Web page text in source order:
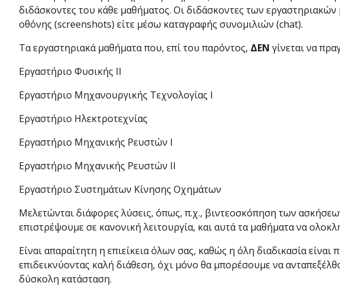
διδάσκοντες του κάθε μαθήματος. Οι διδάσκοντες των
οθόνης (screenshots) είτε μέσω καταγραφής συνομιλιών (chat).
Τα εργαστηριακά μαθήματα που, επί του παρόντος, ΔΕΝ γίνεται να
Εργαστήριο Φυσικής ΙΙ
Εργαστήριο Μηχανουργικής Τεχνολογίας Ι
Εργαστήριο Ηλεκτροτεχνίας
Εργαστήριο Μηχανικής Ρευστών Ι
Εργαστήριο Μηχανικής Ρευστών ΙΙ
Εργαστήριο Συστημάτων Κίνησης Οχημάτων
Μελετώνται διάφορες λύσεις, όπως, π.χ., βιντεοσκόπηση των
επιστρέψουμε σε κανονική λειτουργία, και αυτά τα μαθήματα να
Είναι απαραίτητη η επιείκεια όλων σας, καθώς η όλη διαδικασία
επιδεικνύοντας καλή διάθεση, όχι μόνο θα μπορέσουμε να
δύσκολη κατάσταση.